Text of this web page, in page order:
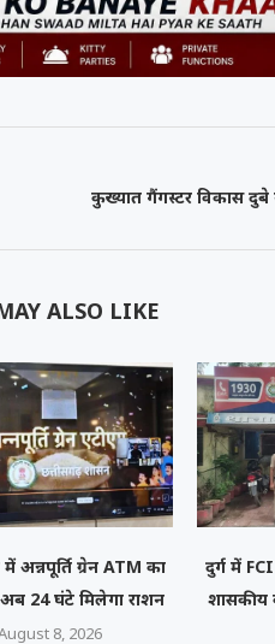
कुख्यात गैंगस्टर विकास
ALSO LIKE
अन्नपूर्ति ग्रेन ATM का
24 घंटे मिलेगा राशन
8, 2026
दुर्ग में
शासकीय